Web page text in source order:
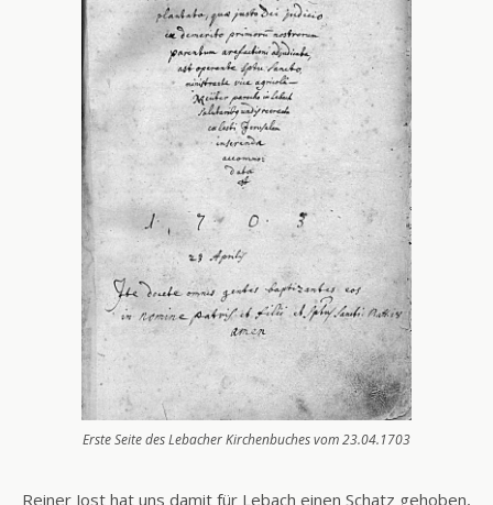
Erste Seite des Lebacher Kirchenbuches vom 23.04.1703
Reiner Jost hat uns damit für Lebach einen Schatz gehoben,